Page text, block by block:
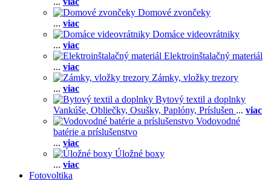
Domové zvončeky
... viac
Domáce videovrátniky
... viac
Elektroinštalačný materiál
... viac
Zámky, vložky trezory
... viac
Bytový textil a doplnky
Vankúše, Obliečky, Osušky, Paplóny, Príslušen ... viac
Vodovodné
batérie a príslušenstvo
... viac
Úložné boxy
... viac
Fotovoltika